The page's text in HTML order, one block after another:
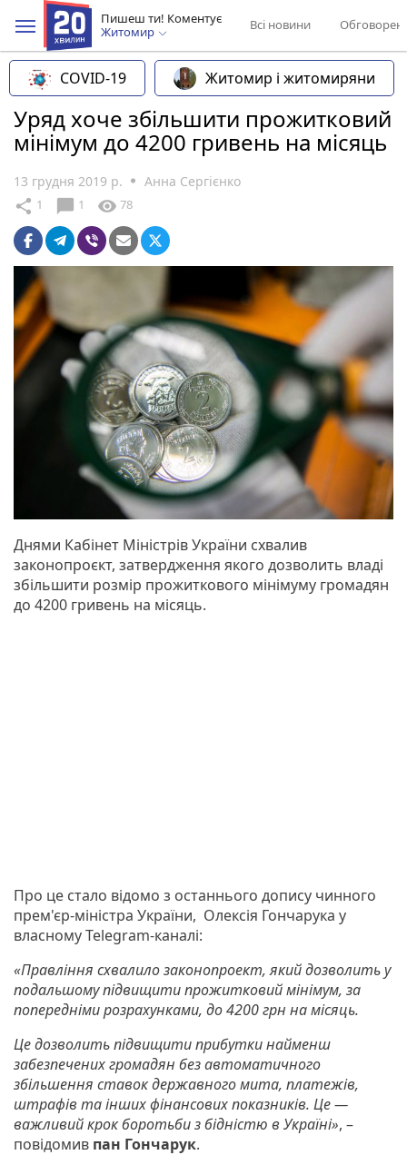
Пишеш ти! Коментує
Житомир
Всі новини
COVID-19 Житомир і житомиряни
Уряд хоче збільшити прожитковий
мінімум до 4200 гривень на місяць
13 грудня 2019 р. Анна Сергієнко
share 1 chat_bubble 1 visibility 78
Днями Кабінет Міністрів України схвалив
законопроєкт, затвердження якого дозволить владі
збільшити розмір прожиткового мінімуму громадян
до 4200 гривень на місяць.
Про це стало відомо з останнього допису чинного
прем'єр-міністра України, Олексія Гончарука у
власному Telegram-каналі:
«Правління схвалило законопроект, який дозволить у
подальшому підвищити прожитковий мінімум, за
попередніми розрахунками, до 4200 грн на місяць.
Це дозволить підвищити прибутки найменш
забезпечених громадян без автоматичного
збільшення ставок державного мита, платежів,
штрафів та інших фінансових показників. Це —
важливий крок боротьби з бідністю в Україні», –
повідомив пан Гончарук.